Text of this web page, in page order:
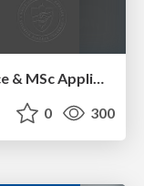
Info Session MSc Computer Science & MSc Applied Informatics
0 300